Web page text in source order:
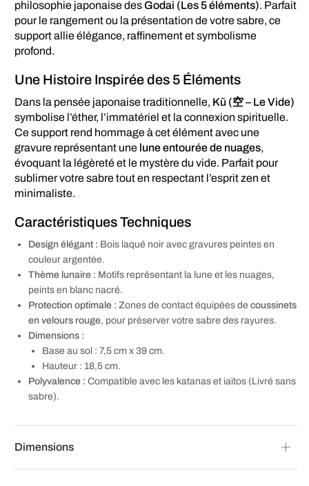
philosophie japonaise desGodai (Les 5 éléments). Parfait
pour le rangement ou la présentation de votre sabre, ce
support allie élégance, raffinement et symbolisme
profond.
Une Histoire Inspirée des 5 Éléments
Dans la pensée japonaise traditionnelle, Kū (空 – Le Vide)
symbolise l’éther, l’immatériel et la connexion spirituelle.
Ce support rend hommage à cet élément avec une
gravure représentant une lune entourée de nuages,
évoquant la légèreté et le mystère du vide. Parfait pour
sublimer votre sabre tout en respectant l’esprit zen et
minimaliste.
Caractéristiques Techniques
Design élégant : Bois laqué noir avec gravures peintes en
couleur argentée.
Thème lunaire : Motifs représentant la lune et les nuages,
peints en blanc nacré.
Protection optimale : Zones de contact équipées de coussinets
en velours rouge, pour préserver votre sabre des rayures.
Dimensions :
Base au sol : 7,5 cm x 39 cm.
Hauteur : 18,5 cm.
Polyvalence : Compatible avec les katanas et iaïtos (Livré sans
sabre).
Dimensions